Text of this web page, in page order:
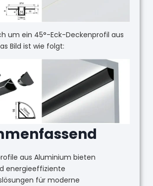
um ein 45°-Eck-Deckenprofil aus
Bild ist wie folgt:
aus Aluminium bieten
energieeffiziente
für moderne